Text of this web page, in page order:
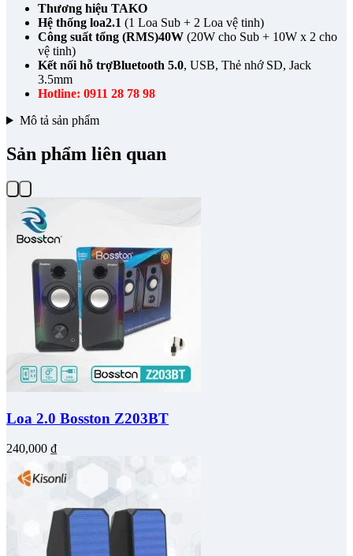
Thương hiệu TAKO
Hệ thống loa2.1 (1 Loa Sub + 2 Loa vệ tinh)
Công suất tổng (RMS)40W (20W cho Sub + 10W x 2 cho
vệ tinh)
Kết nối hỗ trợBluetooth 5.0, USB, Thẻ nhớ SD, Jack
3.5mm
Hotline: 0911 28 78 98
Mô tả sản phẩm
Sản phẩm liên quan
Loa 2.0 Bosston Z203BT
240,000 ₫